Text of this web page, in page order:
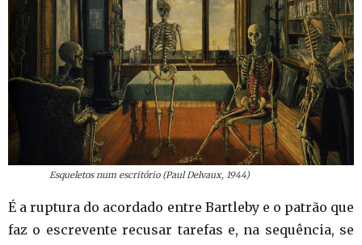
Esqueletos num escritório (Paul Delvaux, 1944)
É a ruptura do acordado entre Bartleby e o patrão que
faz o escrevente recusar tarefas e, na sequência, se